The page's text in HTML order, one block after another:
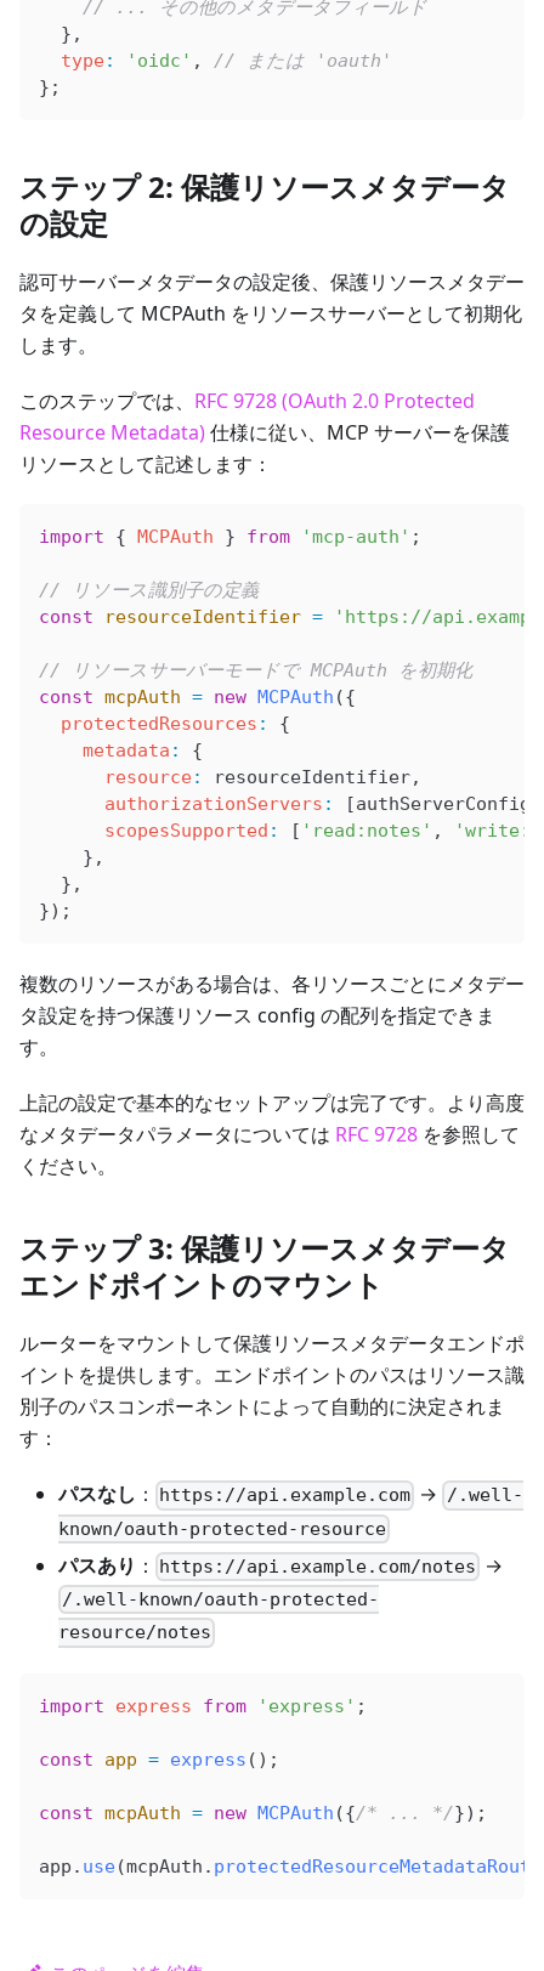
    // ... その他のメタデータフィールド
  },
  type
: 'oidc' , // または 'oauth'
};
ステップ 2: 保護リソースメタデータ
の設定
認可サーバーメタデータの設定後、保護リソースメタデー
タを定義して MCPAuth をリソースサーバーとして初期化
します。
このステップでは、 RFC 9728 (OAuth 2.0 Protected
Resource Metadata)仕様に従い、MCP サーバーを保護
リソースとして記述します：
import { MCPAuth } from 'mcp-auth' ;
// リソース識別子の定義
const resourceIdentifier = 'https://
// リソースサーバーモードで MCPAuth を初期化
const mcpAuth = new MCPAuth ({
  protectedResources
:
{
    metadata
:
{
      resource
: resourceIdentifier,
      authorizationServers
: [authServerConfig
      scopesSupported
: [ 'read:notes' ,
    },
  },
});
複数のリソースがある場合は、各リソースごとにメタデー
タ設定を持つ保護リソース config の配列を指定できま
す。
上記の設定で基本的なセットアップは完了です。より高度
なメタデータパラメータについては RFC 9728 を参照して
ください。
ステップ 3: 保護リソースメタデータ
エンドポイントのマウント
ルーターをマウントして保護リソースメタデータエンドポ
イントを提供します。エンドポイントのパスはリソース識
別子のパスコンポーネントによって自動的に決定されま
す：
パスなし ： https://api.example.com → /.well-
known/oauth-protected-resource
パスあり ： https://api.example.com/notes →
/.well-known/oauth-protected-
resource/notes
import express from 'express' ;
const app = express ();
const mcpAuth = new MCPAuth ({/* ... */});
app . use(mcpAuth .